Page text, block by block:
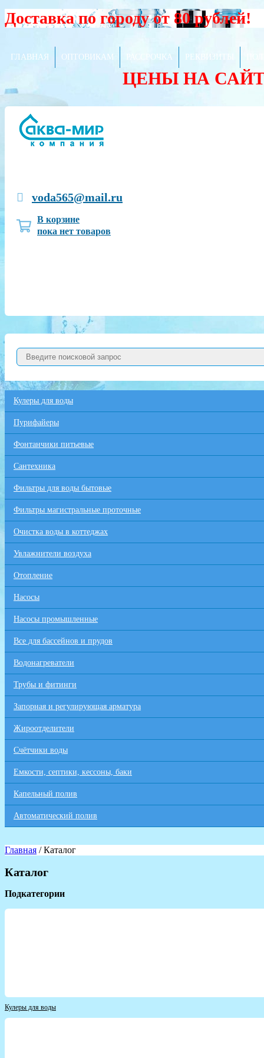
Доставка по городу от 80 рублей!
ГЛАВНАЯ ОПТОВИКАМ РАССРОЧКА РЕКВИЗИТЫ
ЦЕНЫ НА
voda565@mail.ru
В корзине
пока нет товаров
Кулеры для воды
Пурифайеры
Фонтанчики питьевые
Сантехника
Фильтры для воды бытовые
Фильтры магистральные проточные
Очистка воды в коттеджах
Увлажнители воздуха
Отопление
Насосы
Насосы промышленные
Все для бaссейнов и прудов
Водонагреватели
Трубы и фитинги
Запорная и регулирующая арматура
Жироотделители
Счётчики воды
Емкости, септики, кессоны, баки
Капельный полив
Автоматический полив
Главная / Каталог
Каталог
Подкатегории
Кулеры для воды